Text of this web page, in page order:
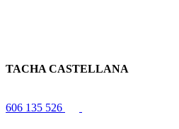
TACHA CASTELLANA
606 135 526